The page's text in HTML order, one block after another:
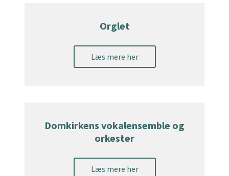
Orglet
Læs mere her
Domkirkens vokalensemble og
orkester
Læs mere her